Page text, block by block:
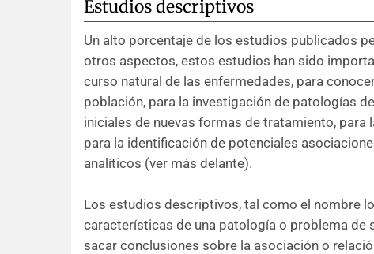
Estudios descriptivos
Un alto porcentaje de los estudios publicados
otros aspectos, estos estudios han sido
curso natural de las enfermedades, para
población, para la investigación de patologías
iniciales de nuevas formas de tratamiento, para
para la identificación de potenciales
analíticos (ver más delante).
Los estudios descriptivos, tal como el nombre
características de una patología o problema de
sacar conclusiones sobre la asociación o